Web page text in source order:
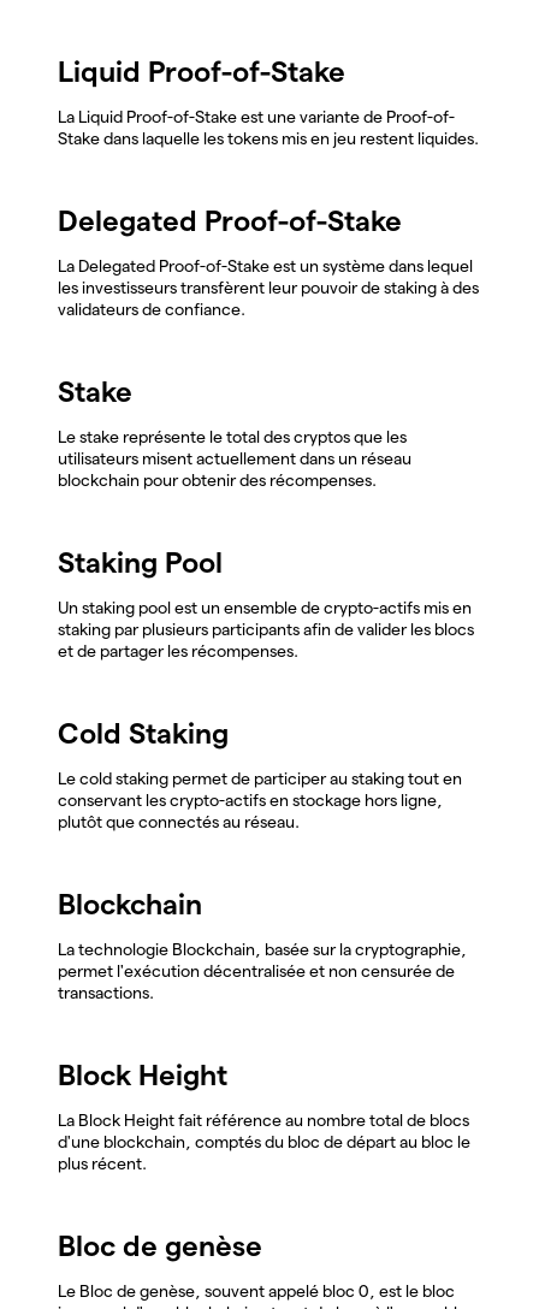
Liquid Proof-of-Stake
La Liquid Proof-of-Stake est une variante de Proof-of-
Stake dans laquelle les tokens mis en jeu restent liquides.
Delegated Proof-of-Stake
La Delegated Proof-of-Stake est un système dans lequel
les investisseurs transfèrent leur pouvoir de staking à des
validateurs de confiance.
Stake
Le stake représente le total des cryptos que les
utilisateurs misent actuellement dans un réseau
blockchain pour obtenir des récompenses.
Staking Pool
Un staking pool est un ensemble de crypto-actifs mis en
staking par plusieurs participants afin de valider les blocs
et de partager les récompenses.
Cold Staking
Le cold staking permet de participer au staking tout en
conservant les crypto-actifs en stockage hors ligne,
plutôt que connectés au réseau.
Blockchain
La technologie Blockchain, basée sur la cryptographie,
permet l'exécution décentralisée et non censurée de
transactions.
Block Height
La Block Height fait référence au nombre total de blocs
d'une blockchain, comptés du bloc de départ au bloc le
plus récent.
Bloc de genèse
Le Bloc de genèse, souvent appelé bloc 0, est le bloc